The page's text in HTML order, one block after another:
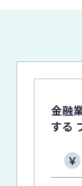
金融
する